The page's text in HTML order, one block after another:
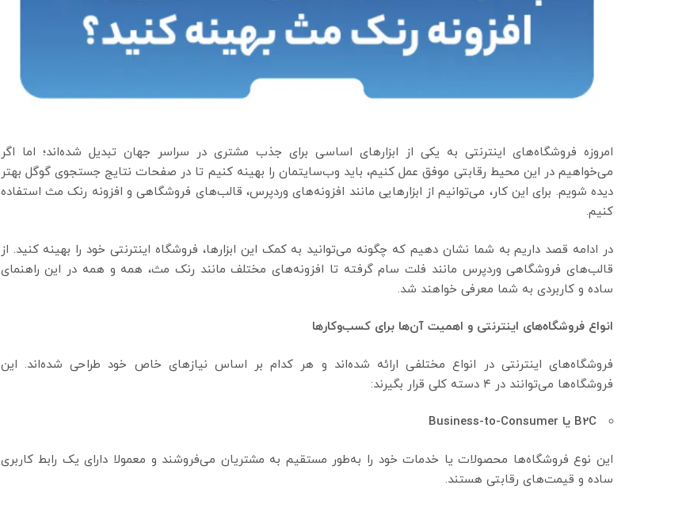
امروزه فروشگاه‌های اینترنتی به یکی از ابزارهای اساسی برای جذب مشتری در سراسر جهان تبدیل شده‌اند؛ اما اگر
می‌خواهیم در این محیط رقابتی موفق عمل کنیم، باید وب‌سایتمان را بهینه کنیم تا در صفحات نتایج جستجوی گوگل بهتر
دیده شویم. برای این کار، می‌توانیم از ابزارهایی مانند افزونه‌های وردپرس، قالب‌های فروشگاهی و افزونه رنک مث استفاده
کنیم.
در ادامه قصد داریم به شما نشان دهیم که چگونه می‌توانید به کمک این ابزارها، فروشگاه اینترنتی خود را بهینه کنید. از
قالب‌های فروشگاهی وردپرس مانند فلت سام گرفته تا افزونه‌های مختلف مانند رنک مث، همه و همه در این راهنمای
ساده و کاربردی به شما معرفی خواهند شد.
انواع فروشگاه‌های اینترنتی و اهمیت آن‌ها برای کسب‌وکارها
فروشگاه‌های اینترنتی در انواع مختلفی ارائه شده‌اند و هر کدام بر اساس نیازهای خاص خود طراحی شده‌اند. این
فروشگاه‌ها می‌توانند در ۴ دسته کلی قرار بگیرند:
B2C یا Business-to-Consumer
این نوع فروشگاه‌ها محصولات یا خدمات خود را به‌طور مستقیم به مشتریان می‌فروشند و معمولا دارای یک رابط کاربری
ساده و قیمت‌های رقابتی هستند.